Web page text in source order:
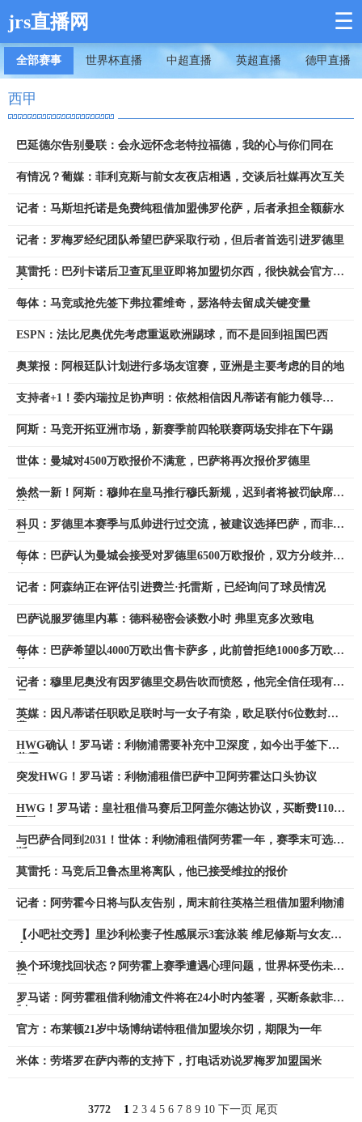
jrs直播网 ☰
全部赛事 世界杯直播 中超直播 英超直播 德甲直播
西甲
巴延德尔告别曼联：会永远怀念老特拉福德，我的心与你们同在
有情况？葡媒：菲利克斯与前女友夜店相遇，交谈后社媒再次互关
记者：马斯坦托诺是免费纯租借加盟佛罗伦萨，后者承担全额薪水
记者：罗梅罗经纪团队希望巴萨采取行动，但后者首选引进罗德里
莫雷托：巴列卡诺后卫查瓦里亚即将加盟切尔西，很快就会官方宣
每体：马竞或抢先签下弗拉霍维奇，瑟洛特去留成关键变量
ESPN：法比尼奥优先考虑重返欧洲踢球，而不是回到祖国巴西
奥莱报：阿根廷队计划进行多场友谊赛，亚洲是主要考虑的目的地
支持者+1！委内瑞拉足协声明：依然相信因凡蒂诺有能力领导
阿斯：马竞开拓亚洲市场，新赛季前四轮联赛两场安排在下午踢
世体：曼城对4500万欧报价不满意，巴萨将再次报价罗德里
焕然一新！阿斯：穆帅在皇马推行穆氏新规，迟到者将被罚缺席合
科贝：罗德里本赛季与瓜帅进行过交流，被建议选择巴萨，而非皇
每体：巴萨认为曼城会接受对罗德里6500万欧报价，双方分歧并不
记者：阿森纳正在评估引进费兰·托雷斯，已经询问了球员情况
巴萨说服罗德里内幕：德科秘密会谈数小时 弗里克多次致电
每体：巴萨希望以4000万欧出售卡萨多，此前曾拒绝1000多万欧报
记者：穆里尼奥没有因罗德里交易告吹而愤怒，他完全信任现有球
英媒：因凡蒂诺任职欧足联时与一女子有染，欧足联付6位数封口
HWG确认！罗马诺：利物浦需要补充中卫深度，如今出手签下阿
突发HWG！罗马诺：利物浦租借巴萨中卫阿劳霍达口头协议
HWG！罗马诺：皇社租借马赛后卫阿盖尔德达协议，买断费1100
与巴萨合同到2031！世体：利物浦租借阿劳霍一年，赛季末可选买
莫雷托：马竞后卫鲁杰里将离队，他已接受维拉的报价
记者：阿劳霍今日将与队友告别，周末前往英格兰租借加盟利物浦
【小吧社交秀】里沙利松妻子性感展示3套泳装 维尼修斯与女友复
换个环境找回状态？阿劳霍上赛季遭遇心理问题，世界杯受伤未出
罗马诺：阿劳霍租借利物浦文件将在24小时内签署，买断条款非强
官方：布莱顿21岁中场博纳诺特租借加盟埃尔切，期限为一年
米体：劳塔罗在萨内蒂的支持下，打电话劝说罗梅罗加盟国米
3772 1 2 3 4 5 6 7 8 9 10 下一页 尾页